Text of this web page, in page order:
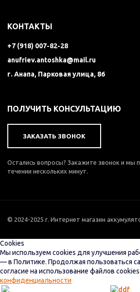
КОНТАКТЫ
+7 (918) 007-82-28
anufriev.antoshka@mail.ru
г. Анапа, Парковая улица, 86
ПОЛУЧИТЬ КОНСУЛЬТАЦИЮ
ЗАКАЗАТЬ ЗВОНОК
Остались вопросы? Закажите звонок и мы
течении нескольких минут.
© 2024-2025 г. Интернет магазин
Cookies
Мы используем cookies для улучшения
— в Политике. Продолжая пользоваться
согласие на использование файлов cookies.
конфиденциальности
Настройки